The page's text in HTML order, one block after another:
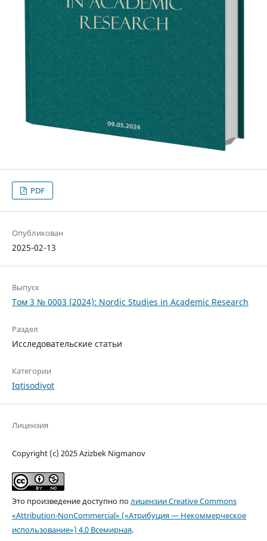
PDF
Опубликован
2025-02-13
Выпуск
Том 3 № 0003 (2024): Nordic Studies in Academic Research
Раздел
Исследовательские статьи
Категории
Iqtisodiyot
Лицензия
Copyright (c) 2025 Azizbek Nigmanov
Это произведение доступно полицензии Creative Commons
«Attribution-NonCommercial» («Атрибуция — Некоммерческое
использование») 4.0 Всемирная.